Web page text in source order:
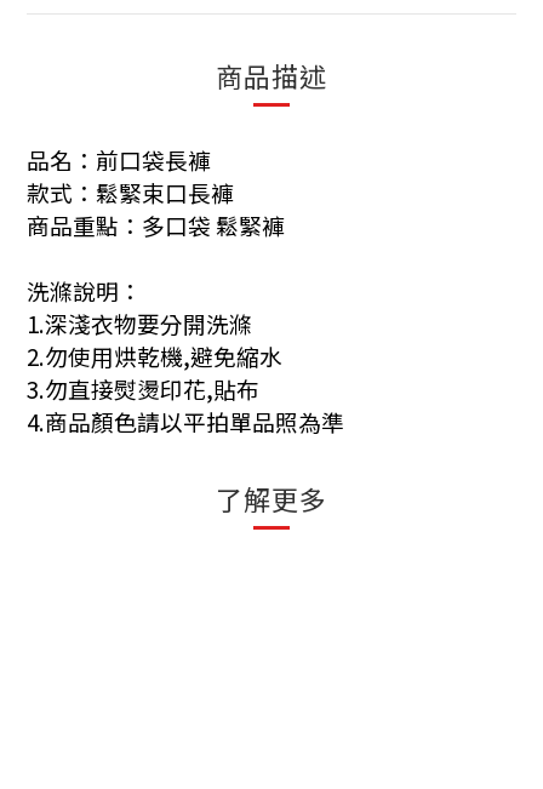
商品描述
品名：前口袋長褲
款式：鬆緊束口長褲
商品重點：多口袋 鬆緊褲
洗滌說明：
1.深淺衣物要分開洗滌
2.勿使用烘乾機,避免縮水
3.勿直接熨燙印花,貼布
4.商品顏色請以平拍單品照為準
了解更多